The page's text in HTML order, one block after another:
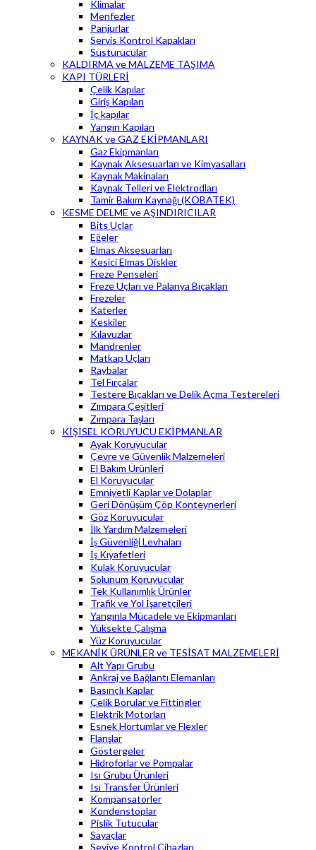
Klimalar
Menfezler
Panjurlar
Servis Kontrol Kapakları
Susturucular
KALDIRMA ve MALZEME TAŞIMA
KAPI TÜRLERİ
Çelik Kapılar
Giriş Kapıları
İç kapılar
Yangın Kapıları
KAYNAK ve GAZ EKİPMANLARI
Gaz Ekipmanları
Kaynak Aksesuarları ve Kimyasalları
Kaynak Makinaları
Kaynak Telleri ve Elektrodları
Tamir Bakım Kaynağı (KOBATEK)
KESME DELME ve AŞINDIRICILAR
Bits Uçlar
Eğeler
Elmas Aksesuarları
Kesici Elmas Diskler
Freze Penseleri
Freze Uçları ve Palanya Bıçakları
Frezeler
Katerler
Keskiler
Kılavuzlar
Mandrenler
Matkap Uçları
Raybalar
Tel Fırçalar
Testere Bıçakları ve Delik Açma Testereleri
Zımpara Çeşitleri
Zımpara Taşları
KİŞİSEL KORUYUCU EKİPMANLAR
Ayak Koruyucular
Çevre ve Güvenlik Malzemeleri
El Bakım Ürünleri
El Koruyucular
Emniyetli Kaplar ve Dolaplar
Geri Dönüşüm Çöp Konteynerleri
Göz Koruyucular
İlk Yardım Malzemeleri
İş Güvenliği Levhaları
İş Kıyafetleri
Kulak Koruyucular
Solunum Koruyucular
Tek Kullanımlık Ürünler
Trafik ve Yol İşaretçileri
Yangınla Mücadele ve Ekipmanları
Yüksekte Çalışma
Yüz Koruyucular
MEKANİK ÜRÜNLER ve TESİSAT MALZEMELERİ
Alt Yapı Grubu
Ankraj ve Bağlantı Elemanları
Basınçlı Kaplar
Çelik Borular ve Fittingler
Elektrik Motorları
Esnek Hortumlar ve Flexler
Flanşlar
Göstergeler
Hidroforlar ve Pompalar
Isı Grubu Ürünleri
Isı Transfer Ürünleri
Kompansatörler
Kondenstoplar
Pislik Tutucular
Sayaçlar
Seviye Kontrol Cihazları